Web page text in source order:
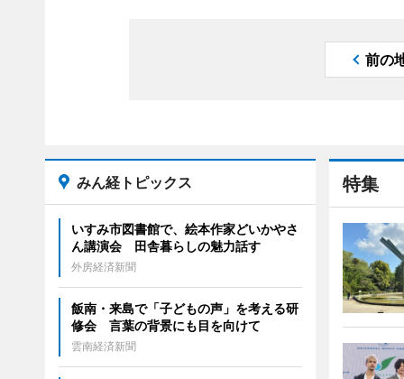
前の
特集
みん経トピックス
いすみ市図書館で、絵本作家どいかやさ
ん講演会 田舎暮らしの魅力話す
外房経済新聞
飯南・来島で「子どもの声」を考える研
修会 言葉の背景にも目を向けて
雲南経済新聞